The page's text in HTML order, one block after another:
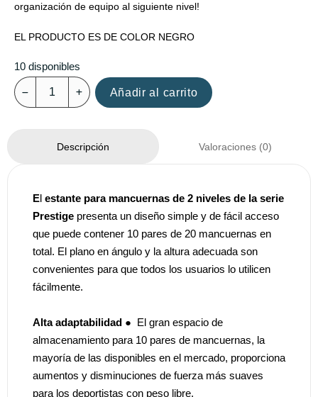
organización de equipo al siguiente nivel!
EL PRODUCTO ES DE COLOR NEGRO
10 disponibles
Añadir al carrito
Descripción Valoraciones (0)
El estante para mancuernas de 2 niveles de la serie
Prestige presenta un diseño simple y de fácil acceso
que puede contener 10 pares de 20 mancuernas en
total. El plano en ángulo y la altura adecuada son
convenientes para que todos los usuarios lo utilicen
fácilmente.
Alta adaptabilidad ● El gran espacio de
almacenamiento para 10 pares de mancuernas, la
mayoría de las disponibles en el mercado, proporciona
aumentos y disminuciones de fuerza más suaves
para los deportistas con peso libre.